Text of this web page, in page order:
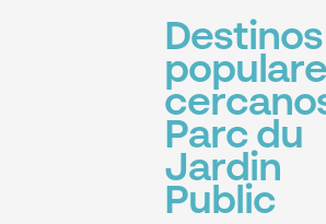
Destinos
Parc du
Jardin
Public